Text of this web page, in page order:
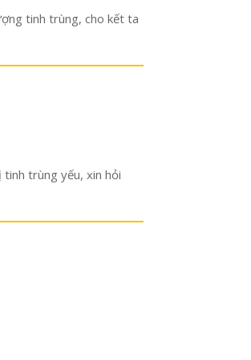
tinh trùng, cho kết ta
trùng yếu, xin hỏi